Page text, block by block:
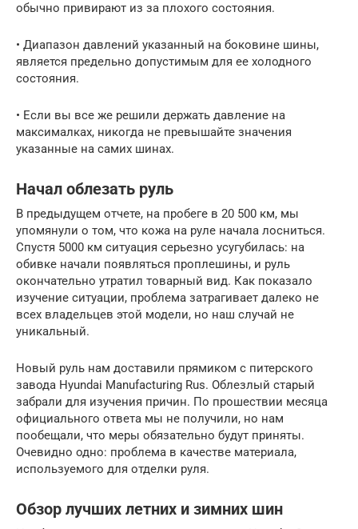
обычно привирают из за плохого состояния.
• Диапазон давлений указанный на боковине шины,
является предельно допустимым для ее холодного
состояния.
• Если вы все же решили держать давление на
максималках, никогда не превышайте значения
указанные на самих шинах.
Начал облезать руль
В предыдущем отчете, на пробеге в 20 500 км, мы
упомянули о том, что кожа на руле начала лосниться.
Спустя 5000 км ситуация серьезно усугубилась: на
обивке начали появляться проплешины, и руль
окончательно утратил товарный вид. Как показало
изучение ситуации, проблема затрагивает далеко не
всех владельцев этой модели, но наш случай не
уникальный.
Новый руль нам доставили прямиком с питерского
завода Hyundai Manufacturing Rus. Облезлый старый
забрали для изучения причин. По прошествии месяца
официального ответа мы не получили, но нам
пообещали, что меры обязательно будут приняты.
Очевидно одно: проблема в качестве материала,
используемого для отделки руля.
Обзор лучших летних и зимних шин